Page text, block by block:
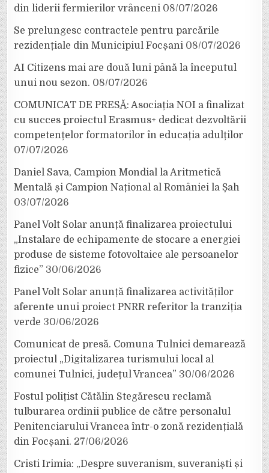
din liderii fermierilor vrânceni 08/07/2026
Se prelungesc contractele pentru parcările
rezidențiale din Municipiul Focșani 08/07/2026
AI Citizens mai are două luni până la începutul
unui nou sezon. 08/07/2026
COMUNICAT DE PRESĂ: Asociația NOI a finalizat
cu succes proiectul Erasmus+ dedicat dezvoltării
competențelor formatorilor în educația adulților
07/07/2026
Daniel Sava, Campion Mondial la Aritmetică
Mentală și Campion Național al României la Șah
03/07/2026
Panel Volt Solar anunță finalizarea proiectului
„Instalare de echipamente de stocare a energiei
produse de sisteme fotovoltaice ale persoanelor
fizice” 30/06/2026
Panel Volt Solar anunță finalizarea activităților
aferente unui proiect PNRR referitor la tranziția
verde 30/06/2026
Comunicat de presă. Comuna Tulnici demarează
proiectul „Digitalizarea turismului local al
comunei Tulnici, județul Vrancea” 30/06/2026
Fostul polițist Cătălin Stegărescu reclamă
tulburarea ordinii publice de către personalul
Penitenciarului Vrancea într-o zonă rezidențială
din Focșani. 27/06/2026
Cristi Irimia: „Despre suveranism, suveraniști și